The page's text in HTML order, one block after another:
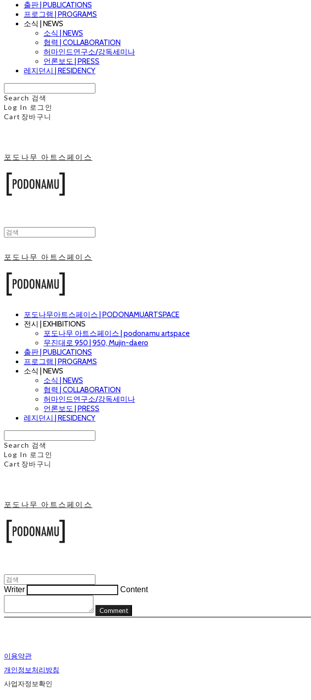
출판 | PUBLICATIONS
프로그램 | PROGRAMS
소식 | NEWS
소식 | NEWS
협력 | COLLABORATION
허마인드연구소/강독세미나
언론보도 | PRESS
레지던시 | RESIDENCY
Search 검색
Log In 로그인
Cart 장바구니
포도나무 아트스페이스
포도나무 아트스페이스
포도나무아트스페이스 | PODONAMUARTSPACE
전시 | EXHIBITIONS
포도나무 아트스페이스 | podonamu artspace
무진대로 950 | 950, Mujin-daero
출판 | PUBLICATIONS
프로그램 | PROGRAMS
소식 | NEWS
소식 | NEWS
협력 | COLLABORATION
허마인드연구소/강독세미나
언론보도 | PRESS
레지던시 | RESIDENCY
Search 검색
Log In 로그인
Cart 장바구니
포도나무 아트스페이스
Writer Content
Comment
이용약관
개인정보처리방침
사업자정보확인